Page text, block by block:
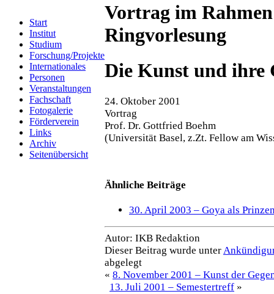
Start
Institut
Studium
Forschung/Projekte
Internationales
Personen
Veranstaltungen
Fachschaft
Fotogalerie
Förderverein
Links
Archiv
Seitenübersicht
Vortrag im
Ringvorlesung
Die Kunst und ihre
24. Oktober 2001
Vortrag
Prof. Dr. Gottfried Boehm
(Universität Basel, z.Zt. Fellow am
Ähnliche Beiträge
30. April 2003 – Goya als
Autor: IKB Redaktion
Dieser Beitrag wurde unter
abgelegt
« 8. November 2001 – Kunst der
13. Juli 2001 – Semestertreff »